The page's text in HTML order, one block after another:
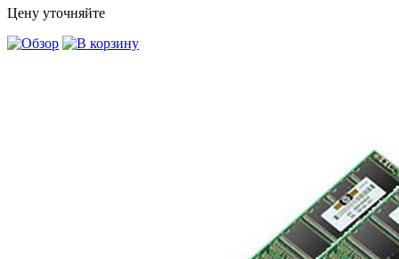
Цену уточняйте